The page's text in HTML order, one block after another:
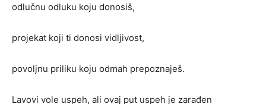
odlučnu odluku koju donosiš,
projekat koji ti donosi vidljivost,
povoljnu priliku koju odmah prepoznaješ.
Lavovi vole uspeh, ali ovaj put uspeh je zarađen